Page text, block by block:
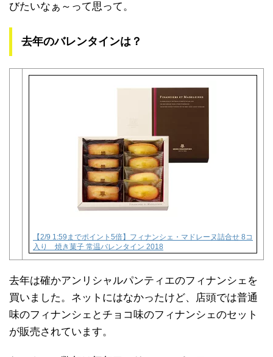
びたいなぁ～って思って。
去年のバレンタインは？
【2/9 1:59までポイント5倍】フィナンシェ・マドレーヌ詰合せ 8コ
入り 焼き菓子 常温バレンタイン 2018
去年は確かアンリシャルパンティエのフィナンシェを
買いました。ネットにはなかったけど、店頭では普通
味のフィナンシェとチョコ味のフィナンシェのセット
が販売されています。